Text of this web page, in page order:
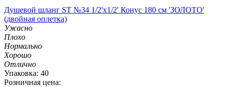
Душевой шланг ST №34 1/2'х1/2' Конус 180 см 'ЗОЛОТО'
(двойная оплетка)
Ужасно
Плохо
Нормально
Хорошо
Отлично
Упаковка: 40
Розничная цена: